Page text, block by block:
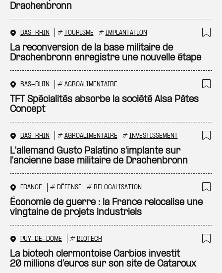
Drachenbronn
BAS-RHIN # TOURISME # IMPLANTATION
La reconversion de la base militaire de
Drachenbronn enregistre une nouvelle étape
BAS-RHIN # AGROALIMENTAIRE
TFT Spécialités absorbe la société Alsa Pâtes
Concept
BAS-RHIN # AGROALIMENTAIRE # INVESTISSEMENT
L'allemand Gusto Palatino s'implante sur
l'ancienne base militaire de Drachenbronn
FRANCE # DÉFENSE # RELOCALISATION
Économie de guerre : la France relocalise une
vingtaine de projets industriels
PUY-DE-DÔME # BIOTECH
La biotech clermontoise Carbios investit
20 millions d’euros sur son site de Cataroux